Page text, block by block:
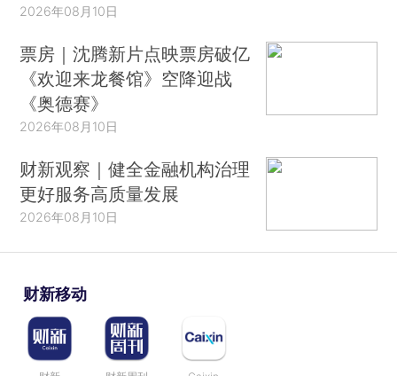
2026年08月10日
票房｜沈腾新片点映票房破亿
《欢迎来龙餐馆》空降迎战
《奥德赛》
2026年08月10日
财新观察｜健全金融机构治理
更好服务高质量发展
2026年08月10日
财新移动